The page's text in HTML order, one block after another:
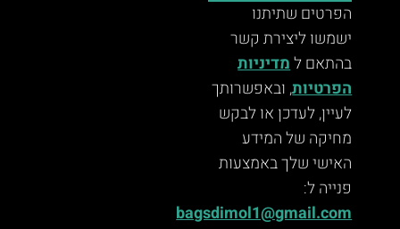
הפרטים שתיתנו
ישמשו ליצירת קשר
בהתאם למדיניות
הפרטיות, ובאפשרותך
לעיין, לעדכן או לבקש
מחיקה של המידע
האישי שלך באמצעות
פנייה ל:
bagsdimol1@gmail.com